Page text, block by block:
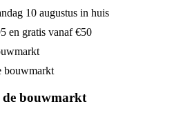
10 augustus in huis
en gratis vanaf €50
bouwmarkt
bouwmarkt